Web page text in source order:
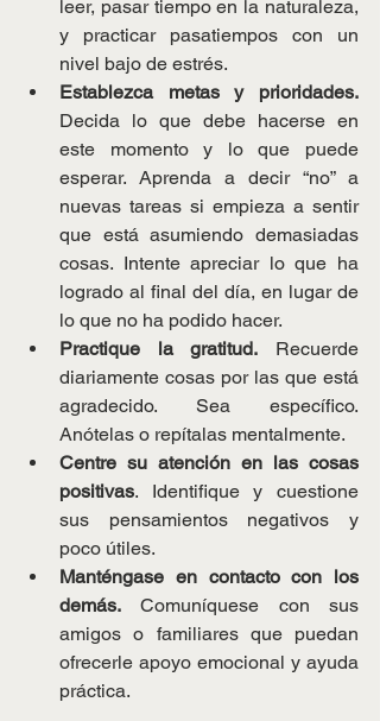
leer, pasar tiempo en la naturaleza,
y practicar pasatiempos con un
nivel bajo de estrés.
Establezca metas y prioridades.
Decida lo que debe hacerse en
este momento y lo que puede
esperar. Aprenda a decir “no” a
nuevas tareas si empieza a sentir
que está asumiendo demasiadas
cosas. Intente apreciar lo que ha
logrado al final del día, en lugar de
lo que no ha podido hacer.
Practique la gratitud. Recuerde
diariamente cosas por las que está
agradecido. Sea específico.
Anótelas o repítalas mentalmente.
Centre su atención en las cosas
positivas. Identifique y cuestione
sus pensamientos negativos y
poco útiles.
Manténgase en contacto con los
demás. Comuníquese con sus
amigos o familiares que puedan
ofrecerle apoyo emocional y ayuda
práctica.